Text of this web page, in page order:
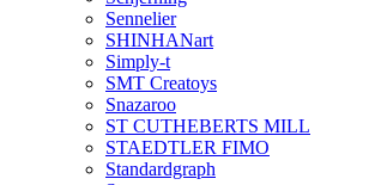
Sennelier
SHINHANart
Simply-t
SMT Creatoys
Snazaroo
ST CUTHEBERTS MILL
STAEDTLER FIMO
Standardgraph